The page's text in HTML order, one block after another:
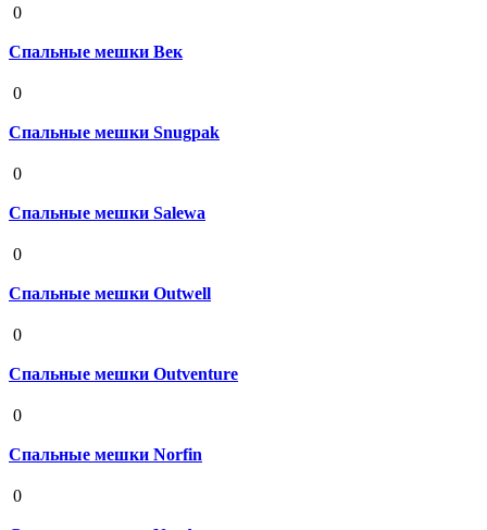
0
Спальные мешки Век
0
Спальные мешки Snugpak
0
Спальные мешки Salewa
0
Спальные мешки Outwell
0
Спальные мешки Outventure
0
Спальные мешки Norfin
0